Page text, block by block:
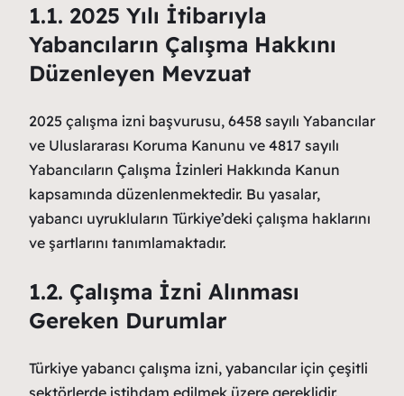
1.1. 2025 Yılı İtibarıyla
Yabancıların Çalışma Hakkını
Düzenleyen Mevzuat
2025 çalışma izni başvurusu, 6458 sayılı Yabancılar
ve Uluslararası Koruma Kanunu ve 4817 sayılı
Yabancıların Çalışma İzinleri Hakkında Kanun
kapsamında düzenlenmektedir. Bu yasalar,
yabancı uyrukluların Türkiye’deki çalışma haklarını
ve şartlarını tanımlamaktadır.
1.2. Çalışma İzni Alınması
Gereken Durumlar
Türkiye yabancı çalışma izni, yabancılar için çeşitli
sektörlerde istihdam edilmek üzere gereklidir.